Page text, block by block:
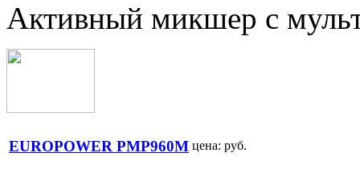
Активный микшер с
EUROPOWER PMP960M цена: руб.